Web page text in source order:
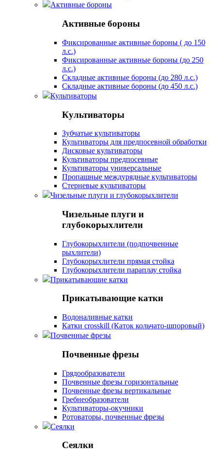
Активные бороны
Активные бороны
Фиксированные активные бороны ( до 150
л.с.)
Фиксированные активные бороны (до 250
л.с.)
Складные активные бороны (до 280 л.с.)
Складные активные бороны (до 450 л.с.)
Культиваторы
Культиваторы
Зубчатые культиваторы
Культиваторы для предпосевной обработки
Дисковые культиваторы
Культиваторы предпосевные
Культиваторы универсальные
Пропашные междурядные культиваторы
Стерневые культиваторы
Чизельные плуги и глубокорыхлители
Чизельные плуги и
глубокорыхлители
Глубокорыхлители (подпочвенные
рыхлители)
Глубокорыхлители прямая стойка
Глубокорыхлители параплау стойка
Прикатывающие катки
Прикатывающие катки
Водоналивные катки
Катки crosskill (Каток кольчато-шпоровый)
Почвенные фрезы
Почвенные фрезы
Грядообразователи
Почвенные фрезы горизонтальные
Почвенные фрезы вертикальные
Гребнеобразователи
Культиваторы-окучники
Ротоваторы, почвенные фрезы
Сеялки
Сеялки